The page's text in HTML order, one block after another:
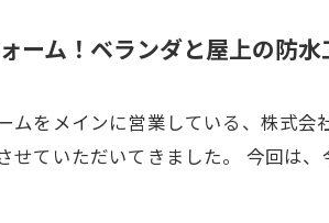
ーム！ベランダと屋上の防水
ムをメインに営業している、株式
せていただいてきました。 今回は